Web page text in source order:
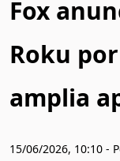
Fox
Roku
amplia
15/06/2026, 10:10 -